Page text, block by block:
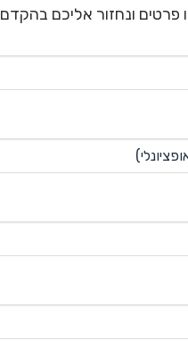
פרטים ונחזור אליכם בהקדם